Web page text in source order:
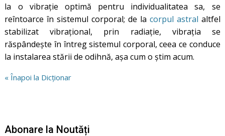
la o vibraţie optimă pentru individualitatea sa, se
reîntoarce în sistemul corporal; de la corpul astral altfel
stabilizat vibrațional, prin radiație, vibrația se
răspândește în întreg sistemul corporal, ceea ce conduce
la instalarea stării de odihnă, așa cum o știm acum.
« Înapoi la Dicționar
Abonare la Noutăți